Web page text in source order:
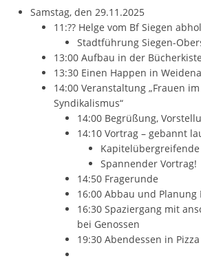
Samstag, den 29.11.2025
11:?? Helge vom Bf Siegen
Stadtführung Siegen-
13:00 Aufbau in der Bücherkiste
13:30 Einen Happen in
14:00 Veranstaltung „Frauen
Syndikalismus“
14:00 Begrüßung,
14:10 Vortrag – gebannt
Spannender Vortrag!
14:50 Fragerunde
16:00 Abbau und
16:30 Spaziergang mit
bei Genossen
19:30 Abendessen in